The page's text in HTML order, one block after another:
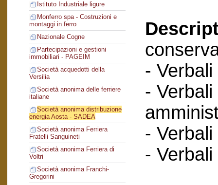
Istituto Industriale ligure
Monferro spa - Costruzioni e
montaggi in ferro
Nazionale Cogne
Partecipazioni e gestioni
immobiliari - PAGEIM
Società acquedotti della
Versilia
Società anonima delle ferriere
italiane
Società anonima distribuzione
energia Aosta - SADEA
Società anonima Ferriera
Fratelli Sanguineti
Società anonima Ferriera di
Voltri
Società anonima Franchi-
Gregorini
-
-
-
-